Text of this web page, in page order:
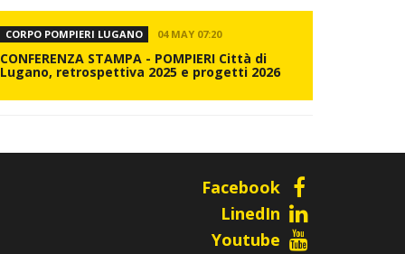
CORPO POMPIERI LUGANO 04 MAY 07:20
CONFERENZA STAMPA - POMPIERI Città di
Lugano, retrospettiva 2025 e progetti 2026
Facebook
LinedIn
Youtube